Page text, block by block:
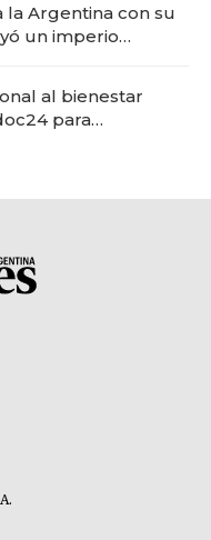
la Argentina con su
un imperio
al bienestar
para